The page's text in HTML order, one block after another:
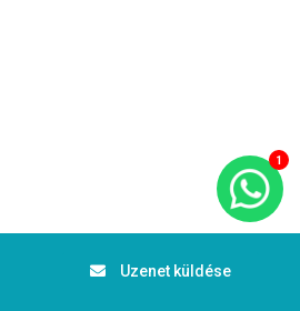
1
Uzenet küldése